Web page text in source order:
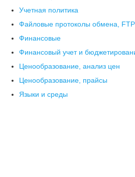
Учетная политика
Файловые протоколы обмена, FTP
Финансовые
Финансовый учет и
Ценообразование, анализ цен
Ценообразование, прайсы
Языки и среды